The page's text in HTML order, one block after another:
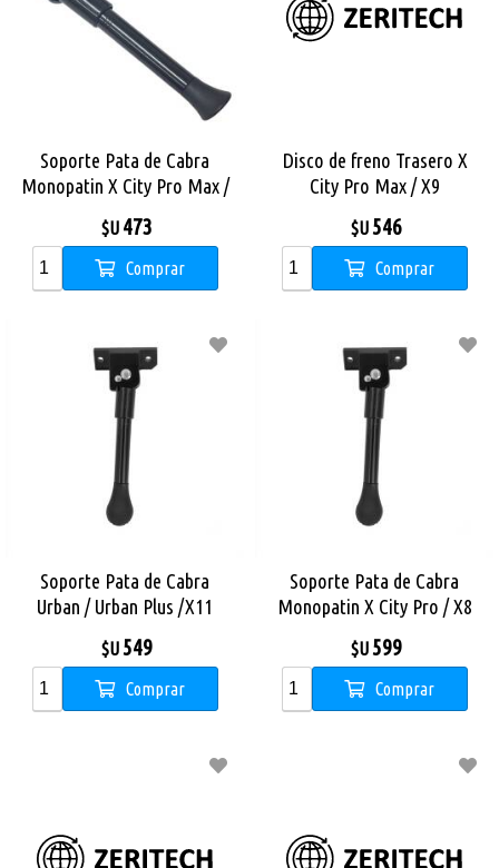
Soporte Pata de Cabra
Monopatin X City Pro Max /
$U 473
Comprar
Disco de freno Trasero X
City Pro Max / X9
$U 546
Comprar
Soporte Pata de Cabra
Urban / Urban Plus /X11
$U 549
Comprar
Soporte Pata de Cabra
Monopatin X City Pro / X8
$U 599
Comprar